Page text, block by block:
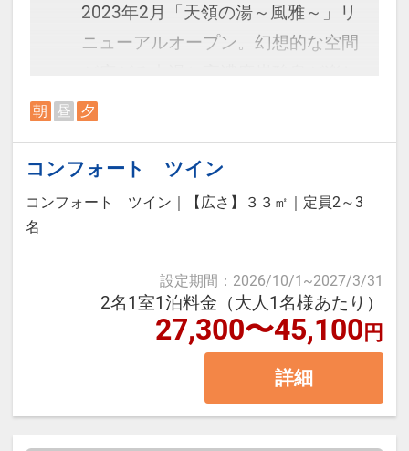
なります。
2023年2月「天領の湯～風雅～」リ
ニューアルオープン。幻想的な空間
める露天風呂でゆっくりお寛ぎくだ
産7,000点以上の品揃え！
※チェックイン／14：00～
※3名1室でご宿泊の場合は正ベッド
2台＋エキストラベッド1台のご利用
朝 昼 夕
コンフォート ツイン
コンフォート ツイン ｜ 【広さ】３３㎡ ｜ 定員2～3
名
設定期間 ： 2026/10/1 ~2027/3/31
2名1室1泊料金（大人1名様あたり）
27,300〜45,100円
詳細